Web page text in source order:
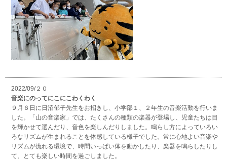
2022/09/２０
音楽にのってにこにこわくわく
９月６日に日沼郁子先生をお招きし、小学部１、２年生の音楽活動を行いま
した。「山の音楽家」では、たくさんの種類の楽器が登場し、児童たちは目
を輝かせて選んだり、音色を楽しんだりしました。鳴らし方によっていろい
ろなリズムが生まれることを体感している様子でした。常に心地よい音楽や
リズムが流れる環境で、時間いっぱい体を動かしたり、楽器を鳴らしたりし
て、とても楽しい時間を過ごしました。